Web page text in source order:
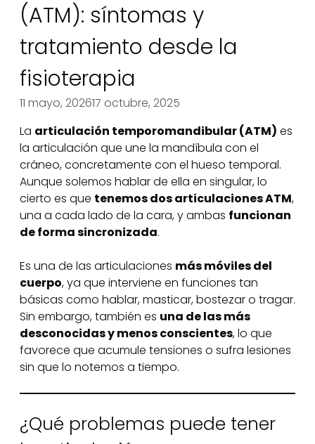
(ATM): síntomas y
tratamiento desde la
fisioterapia
11 mayo, 202617 octubre, 2025
La articulación temporomandibular (ATM) es
la articulación que une la mandíbula con el
cráneo, concretamente con el hueso temporal.
Aunque solemos hablar de ella en singular, lo
cierto es que tenemos dos articulaciones ATM,
una a cada lado de la cara, y ambas funcionan
de forma sincronizada.
Es una de las articulaciones más móviles del
cuerpo, ya que interviene en funciones tan
básicas como hablar, masticar, bostezar o tragar.
Sin embargo, también es una de las más
desconocidas y menos conscientes, lo que
favorece que acumule tensiones o sufra lesiones
sin que lo notemos a tiempo.
¿Qué problemas puede tener